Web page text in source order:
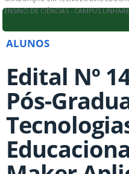
ENSINO DE CIÊNCIAS - CAMPUS
ALUNOS
Edital Nº
Pós-